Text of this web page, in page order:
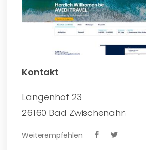
Kontakt
Langenhof 23
26160 Bad Zwischenahn
Weiterempfehlen: